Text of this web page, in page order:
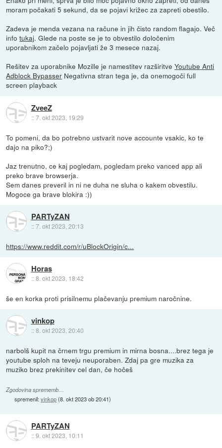
moram počakati 5 sekund, da se pojavi križec za zapreti obestilo.
Zadeva je menda vezana na račune in jih čisto random flagajo. Več
infotukaj. Glede na poste se je to obvestilo določenim
uporabnikom začelo pojavljati že 3 mesece nazaj.
Rešitev za uporabnike Mozille je namestitev razširitveYoutube Anti
Adblock Bypasser Negativna stran tega je, da onemogoči full
screen playback
ZveeZ
::7. okt 2023, 19:29
To pomeni, da bo potrebno ustvarit nove accounte vsakic, ko te
dajo na piko?;)
Jaz trenutno, ce kaj pogledam, pogledam preko vanced app ali
preko brave browserja.
Sem danes preveril in ni ne duha ne sluha o kakem obvestilu.
Mogoce ga brave blokira :))
PARTyZAN
::7. okt 2023, 20:13
https://www.reddit.com/r/uBlockOrigin/c...
Horas
::8. okt 2023, 18:42
še en korka proti prisilnemu plačevanju premium naročnine.
vinkop
::8. okt 2023, 20:40
narbolš kupit na črnem trgu premium in mirna bosna....brez tega je
youtube sploh na teveju neuporaben. Zdaj pa gre muzika za
muziko brez prekinitev cel dan, če hočeš
Zgodovina sprememb…
spremenil:vinkop(8. okt 2023 ob 20:41)
PARTyZAN
::9. okt 2023, 10:11